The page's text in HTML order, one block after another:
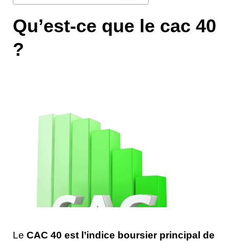
Qu’est-ce que le cac 40
?
Le CAC 40 est l’indice boursier principal de